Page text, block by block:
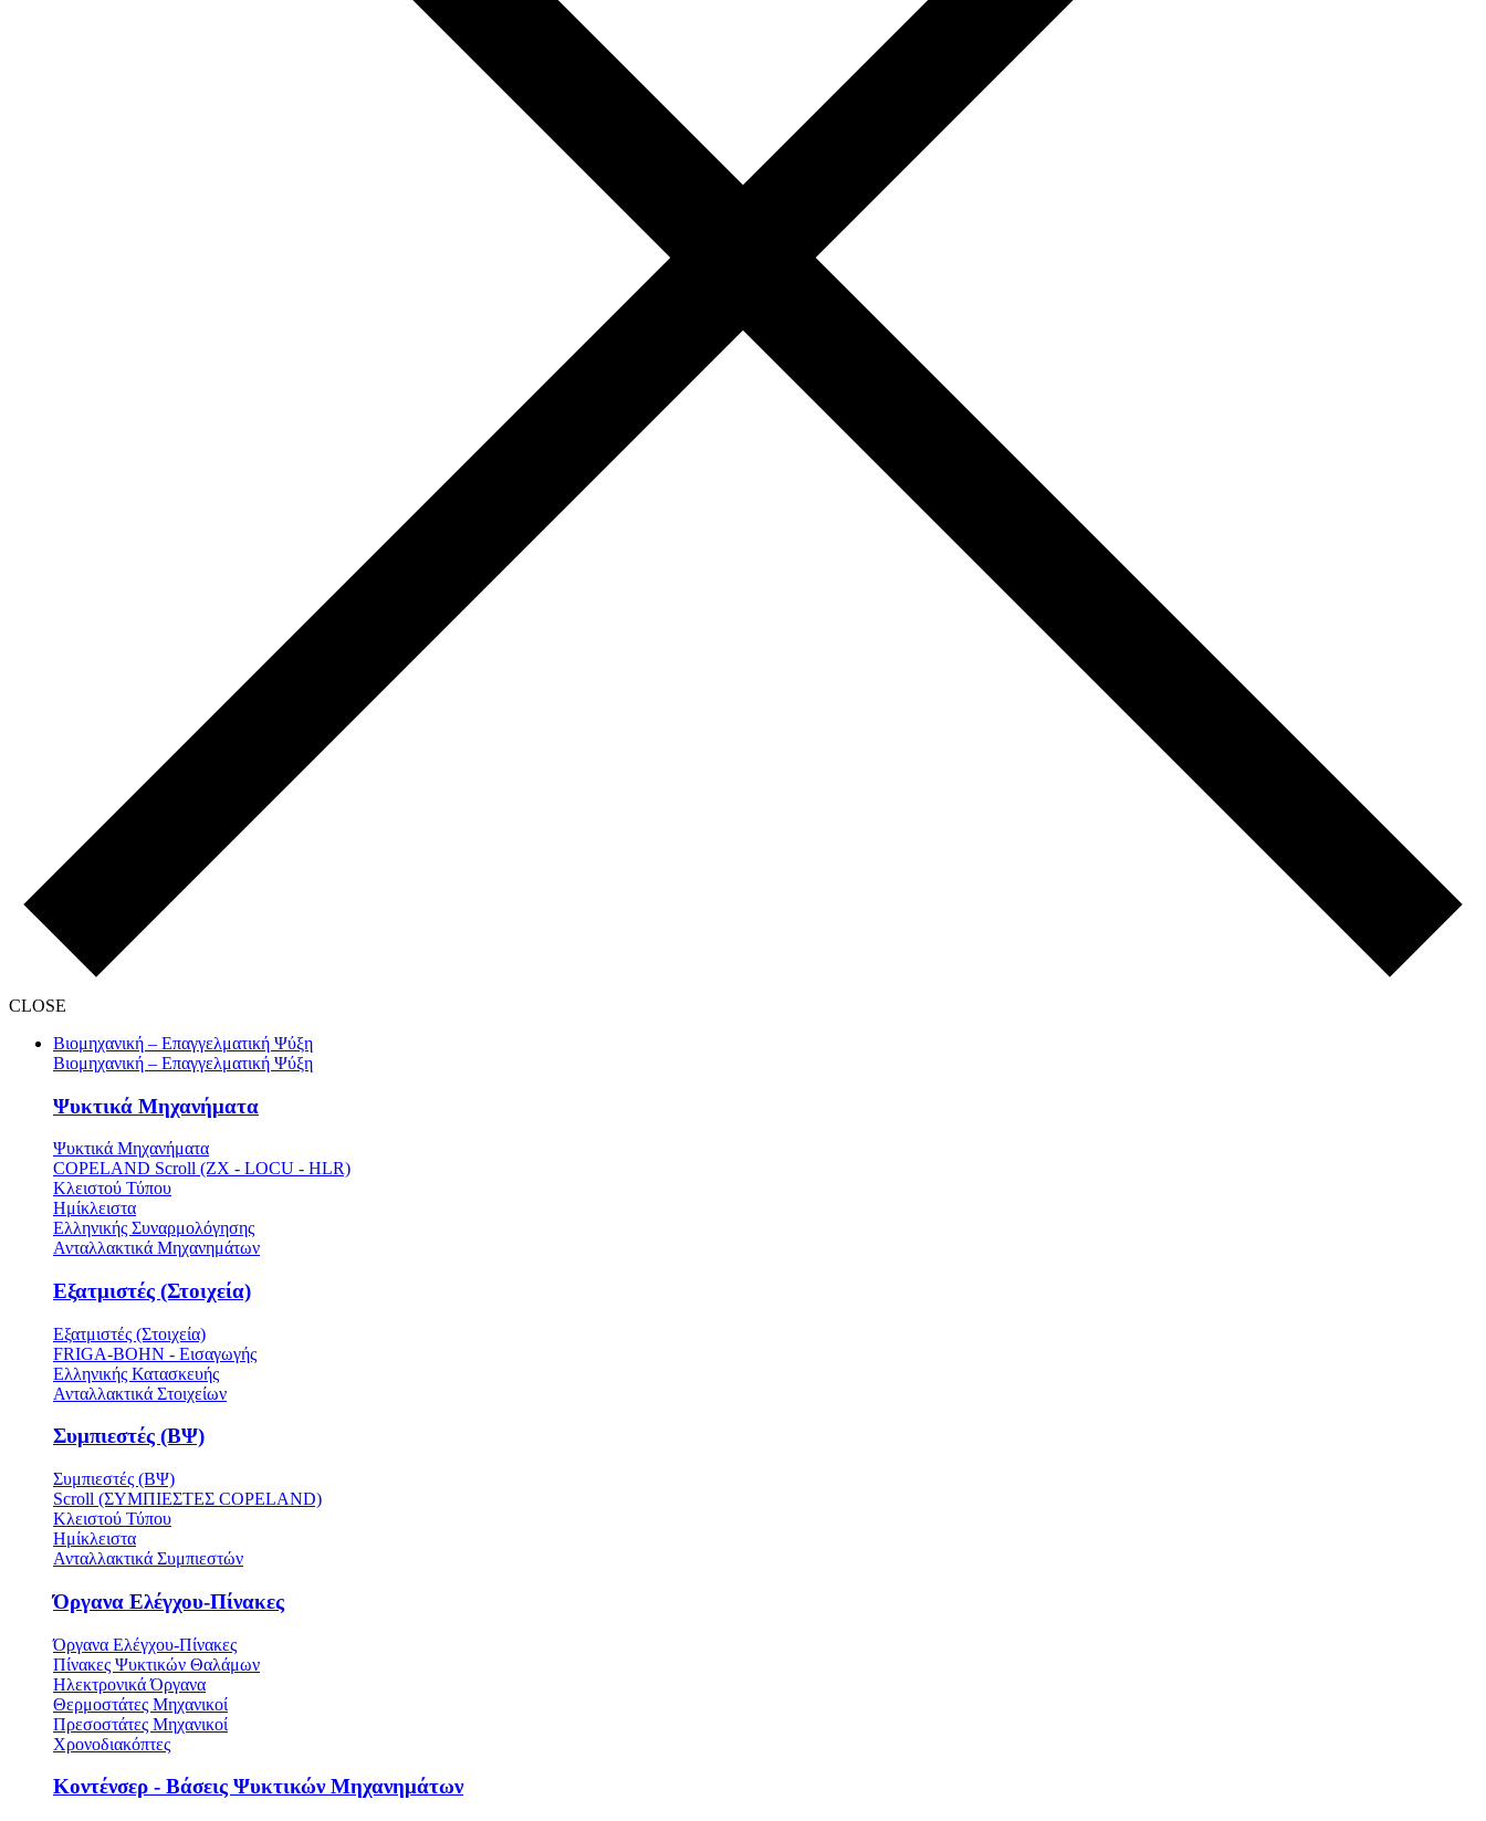
CLOSE
Βιομηχανική – Επαγγελματική Ψύξη
Βιομηχανική – Επαγγελματική Ψύξη
Ψυκτικά Μηχανήματα
Ψυκτικά Μηχανήματα
COPELAND Scroll (ZX - LOCU - HLR)
Κλειστού Τύπου
Ημίκλειστα
Ελληνικής Συναρμολόγησης
Ανταλλακτικά Μηχανημάτων
Εξατμιστές (Στοιχεία)
Εξατμιστές (Στοιχεία)
FRIGA-BOHN - Εισαγωγής
Ελληνικής Κατασκευής
Ανταλλακτικά Στοιχείων
Συμπιεστές (ΒΨ)
Συμπιεστές (ΒΨ)
Scroll (ΣΥΜΠΙΕΣΤΕΣ COPELAND)
Κλειστού Τύπου
Ημίκλειστα
Ανταλλακτικά Συμπιεστών
Όργανα Ελέγχου-Πίνακες
Όργανα Ελέγχου-Πίνακες
Πίνακες Ψυκτικών Θαλάμων
Ηλεκτρονικά Όργανα
Θερμοστάτες Μηχανικοί
Πρεσοστάτες Μηχανικοί
Χρονοδιακόπτες
Κοντένσερ - Βάσεις Ψυκτικών Μηχανημάτων